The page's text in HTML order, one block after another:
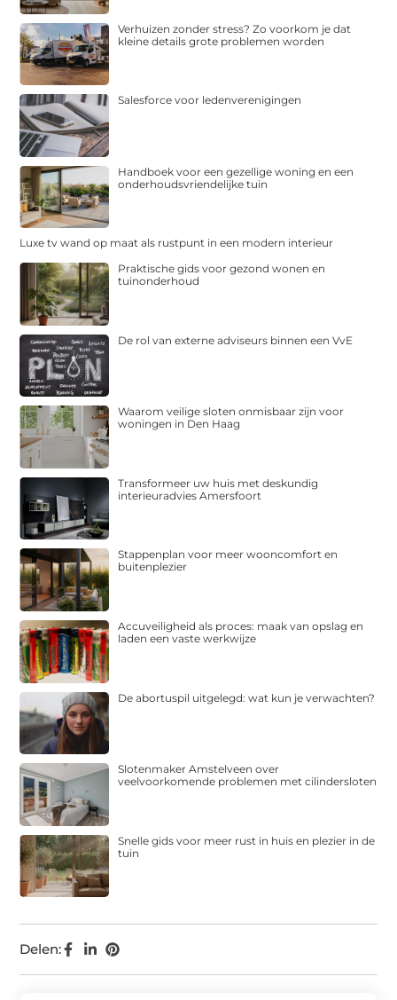
Delen:
Verhuizen zonder stress? Zo voorkom je dat
kleine details grote problemen worden
Salesforce voor ledenverenigingen
Handboek voor een gezellige woning en een
onderhoudsvriendelijke tuin
Luxe tv wand op maat als rustpunt in een modern interieur
Praktische gids voor gezond wonen en
tuinonderhoud
De rol van externe adviseurs binnen een VvE
Waarom veilige sloten onmisbaar zijn voor
woningen in Den Haag
Transformeer uw huis met deskundig
interieuradvies Amersfoort
Stappenplan voor meer wooncomfort en
buitenplezier
Accuveiligheid als proces: maak van opslag en
laden een vaste werkwijze
De abortuspil uitgelegd: wat kun je verwachten?
Slotenmaker Amstelveen over
veelvoorkomende problemen met cilindersloten
Snelle gids voor meer rust in huis en plezier in de
tuin